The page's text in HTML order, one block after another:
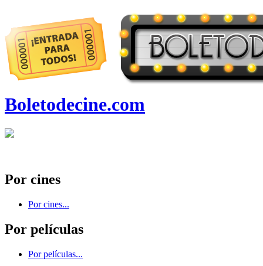
Boletodecine.com
Por cines
Por cines...
Por películas
Por películas...